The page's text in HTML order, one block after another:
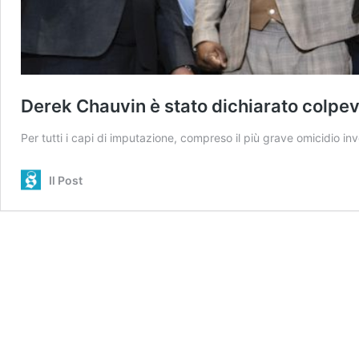
Derek Chauvin è stato dichiarato
Per tutti i capi di imputazione, compreso il più grave omicidio
Il Post